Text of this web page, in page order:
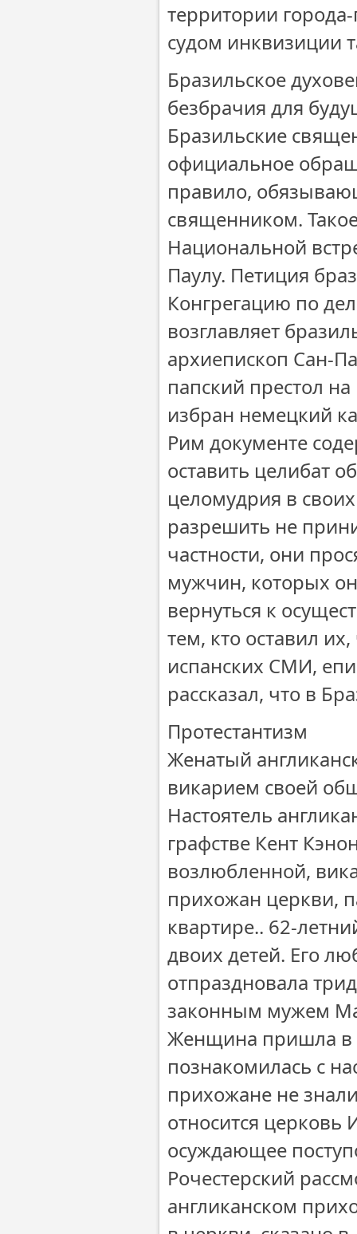
территории
судом инквизиции
Бразильское
безбрачия для
Бразильские
официальное
правило,
священником.
Национальной
Паулу. Петиция
Конгрегацию по
возглавляет
архиепископ Сан-
папский престол
избран немецкий
Рим документе
оставить целибат
целомудрия в
разрешить не
частности, они
мужчин, которых
вернуться к
тем, кто оставил
испанских СМИ,
рассказал, что в
Протестантизм
Женатый
викарием своей
Настоятель
графстве Кент
возлюбленной,
прихожан церкви,
квартире.. 62-
двоих детей. Его
отпраздновала
законным мужем
Женщина пришла в
познакомилась с
прихожане не
относится церковь
осуждающее
Рочестерский
англиканском